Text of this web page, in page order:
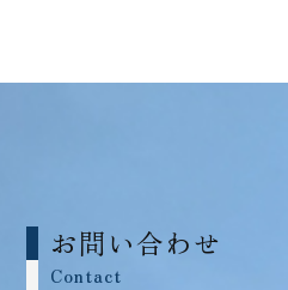
お問い合わせ
Contact